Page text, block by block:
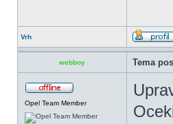
Vrh
webboy Tema
Opel Team Member